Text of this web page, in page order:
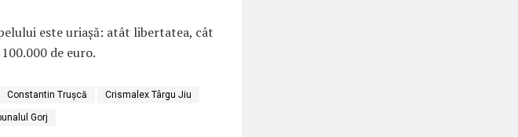
este uriașă: atât libertatea, cât
de euro.
Constantin Trușcă Crismalex Târgu Jiu
Gorj